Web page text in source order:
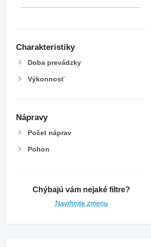
Charakteristiky
Doba prevádzky
Výkonnosť
Nápravy
Počet náprav
Pohon
Chýbajú vám nejaké filtre?
Navrhnite zmenu